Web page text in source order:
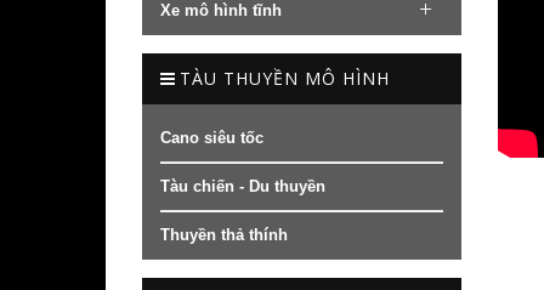
Xe mô hình tĩnh
TÀU THUYỀN MÔ HÌNH
Cano siêu tốc
Tàu chiến - Du thuyền
Thuyền thả thính